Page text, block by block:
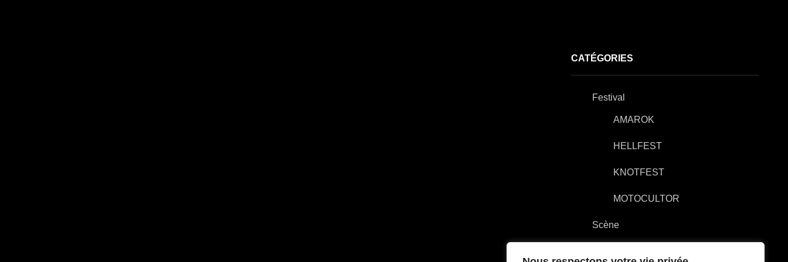
CATÉGORIES
Festival
AMAROK
HELLFEST
KNOTFEST
MOTOCULTOR
Scène